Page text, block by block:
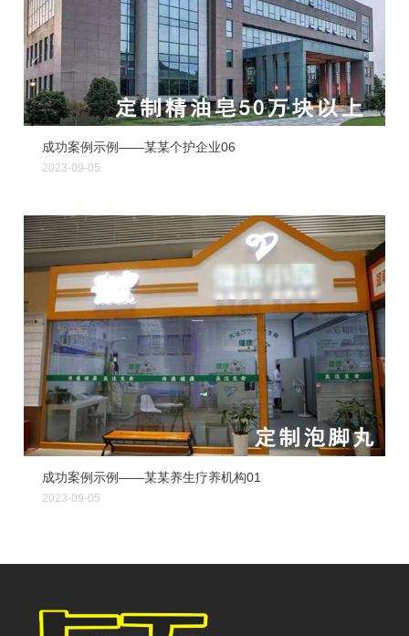
成功案例示例——某某个护企业06
2023-09-05
成功案例示例——某某养生疗养机构01
2023-09-05